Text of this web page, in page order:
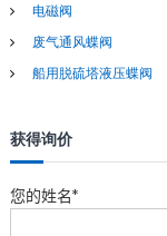
电磁阀
废气通风蝶阀
船用脱硫塔液压蝶阀
获得询价
您的姓名*